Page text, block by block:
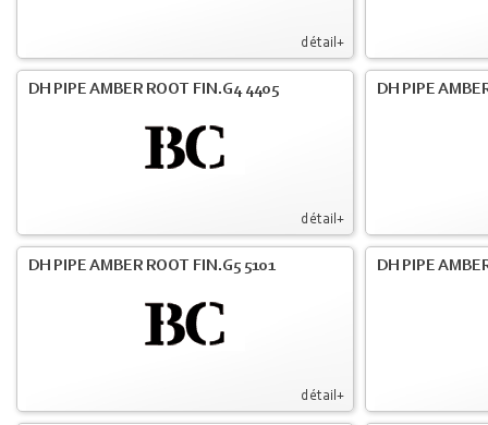
détail+
détail+
DH PIPE AMBER ROOT FIN.G4 4405 DH PIPE
détail+
DH PIPE AMBER ROOT FIN.G5 5101 DH PIPE